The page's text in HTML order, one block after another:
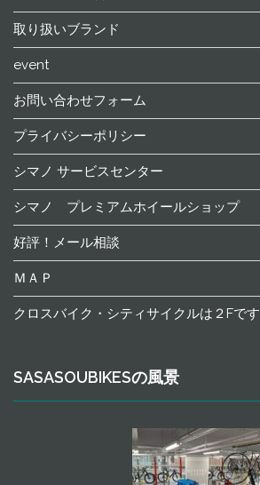
取り扱いブランド
event
お問い合わせフォーム
プライバシーポリシー
シマノ サービスセンター
シマノ プレミアムホイールショップ
好評！メール相談
ＭＡＰ
クロスバイク・シティサイクルは２Fです
SASASOUBIKESの風景